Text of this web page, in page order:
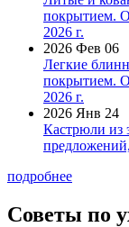
покрытием.
2026 г.
2026 Фев 06
Легкие
покрытием.
2026 г.
2026 Янв 24
Кастрюли из
подробнее
Советы по